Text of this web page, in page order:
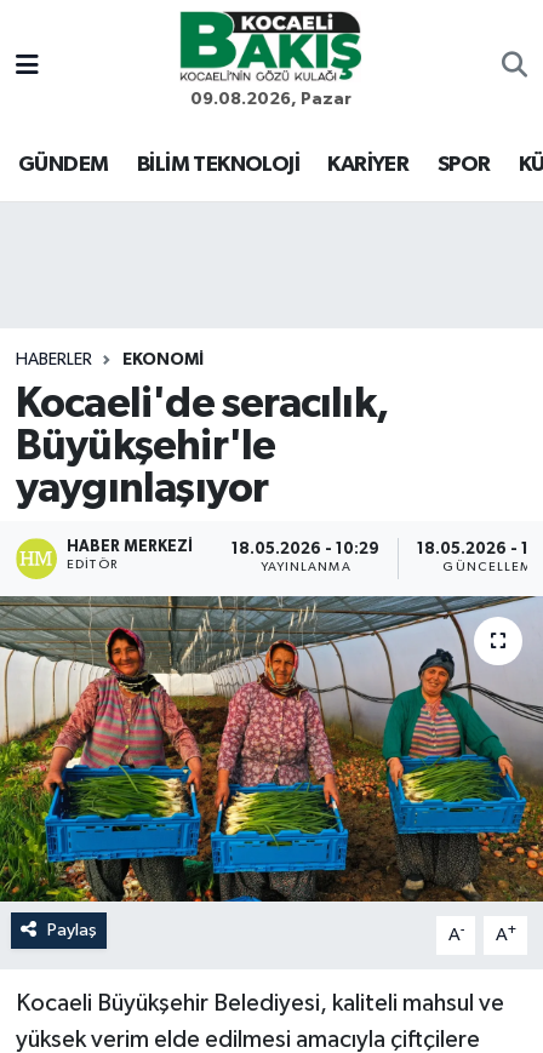
09.08.2026, Pazar
GÜNDEM BİLİM TEKNOLOJİ KARİYER SPOR
HABERLER EKONOMİ
Kocaeli'de seracılık,
Büyükşehir'le
yaygınlaşıyor
HABER MERKEZI
EDITÖR
18.05.2026 - 10:29
YAYINLANMA
18.05.2026 -
GÜNCELLEME
Paylaş A- A+
Kocaeli Büyükşehir Belediyesi, kaliteli mahsul ve
yüksek verim elde edilmesi amacıyla çiftçilere
Kocaeli Nöbetçi Eczaneler
Kocaeli Hava Durumu
Son Dakika Haberleri
Haber Arşivi